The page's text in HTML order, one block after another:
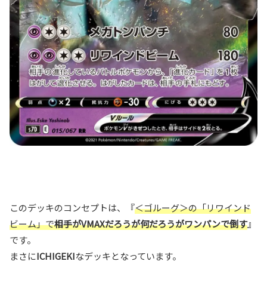
このデッキのコンセプトは、『＜ゴルーグ＞の「リワインド
ビーム」で相手がVMAXだろうが何だろうがワンパンで倒す』
です。
まさにICHIGEKIなデッキとなっています。